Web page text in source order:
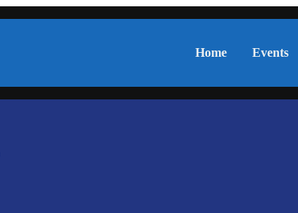
Home Events